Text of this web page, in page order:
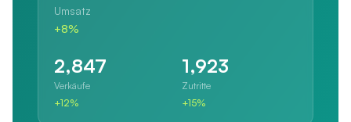
Umsatz
+8%
2,847
Verkäufe
+12%
1,923
Zutritte
+15%